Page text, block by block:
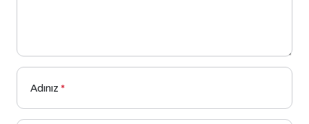
Adınız *